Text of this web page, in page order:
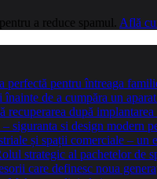
a reduce spamul. Află
perfectă pentru întreaga
înainte de a cumpăra un
recuperarea după
siguranta si design modern
și spații comerciale – un
strategic al pachetelor de
care definesc noua